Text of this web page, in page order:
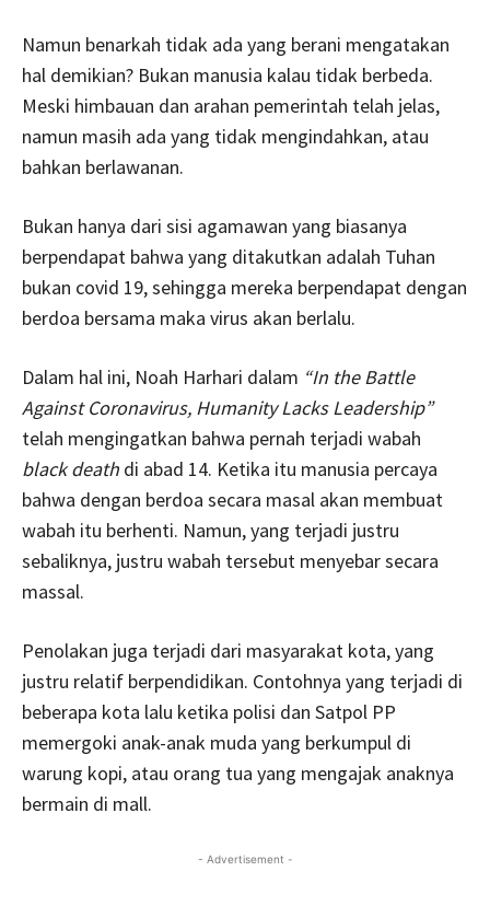
Namun benarkah tidak ada yang berani mengatakan
hal demikian? Bukan manusia kalau tidak berbeda.
Meski himbauan dan arahan pemerintah telah jelas,
namun masih ada yang tidak mengindahkan, atau
bahkan berlawanan.
Bukan hanya dari sisi agamawan yang biasanya
berpendapat bahwa yang ditakutkan adalah Tuhan
bukan covid 19, sehingga mereka berpendapat dengan
berdoa bersama maka virus akan berlalu.
Dalam hal ini, Noah Harhari dalam “In the Battle
Against Coronavirus, Humanity Lacks Leadership”
telah mengingatkan bahwa pernah terjadi wabah
black death di abad 14. Ketika itu manusia percaya
bahwa dengan berdoa secara masal akan membuat
wabah itu berhenti. Namun, yang terjadi justru
sebaliknya, justru wabah tersebut menyebar secara
massal.
Penolakan juga terjadi dari masyarakat kota, yang
justru relatif berpendidikan. Contohnya yang terjadi di
beberapa kota lalu ketika polisi dan Satpol PP
memergoki anak-anak muda yang berkumpul di
warung kopi, atau orang tua yang mengajak anaknya
bermain di mall.
- Advertisement -